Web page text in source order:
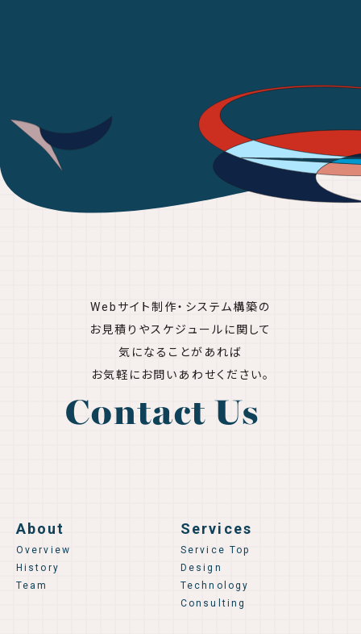
Webサイト制作・システム構築の
お見積りやスケジュールに関して
気になることがあれば
お気軽にお問いあわせください。
Contact Us
About
Overview
History
Team
Services
Service Top
Design
Technology
Consulting